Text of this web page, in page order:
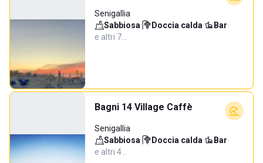
Senigallia
Sabbiosa· Doccia calda· Bar·
e altri 7…
Bagni 14 Village Caffè
Senigallia
Sabbiosa· Doccia calda· Bar·
e altri 4…